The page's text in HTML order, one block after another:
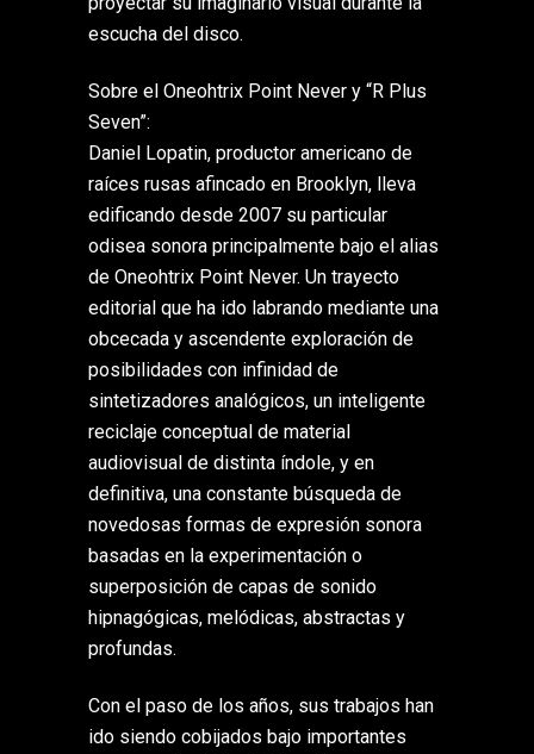
escucha del disco.
Sobre el Oneohtrix Point Never y “R Plus
Seven”:
Daniel Lopatin, productor americano de
raíces rusas afincado en Brooklyn, lleva
edificando desde 2007 su particular
odisea sonora principalmente bajo el alias
de Oneohtrix Point Never. Un trayecto
editorial que ha ido labrando mediante una
obcecada y ascendente exploración de
posibilidades con infinidad de
sintetizadores analógicos, un inteligente
reciclaje conceptual de material
audiovisual de distinta índole, y en
definitiva, una constante búsqueda de
novedosas formas de expresión sonora
basadas en la experimentación o
superposición de capas de sonido
hipnagógicas, melódicas, abstractas y
profundas.
Con el paso de los años, sus trabajos han
ido siendo cobijados bajo importantes